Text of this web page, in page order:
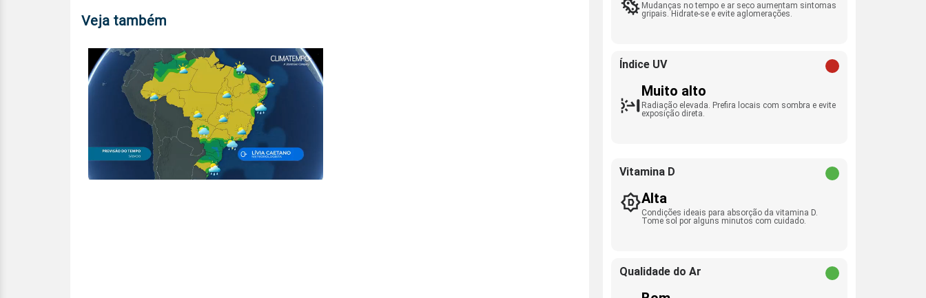
Veja também
Mudanças no tempo e ar seco aumentam sintomas
gripais. Hidrate-se e evite aglomerações.
Índice UV
Muito alto
Radiação elevada. Prefira locais com sombra e evite
exposição direta.
Vitamina D
Alta
Condições ideais para absorção da vitamina D.
Tome sol por alguns minutos com cuidado.
Qualidade do Ar